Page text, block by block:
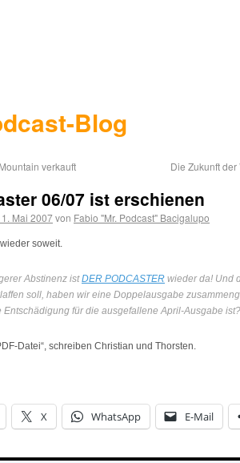
Blog
verkauft Die Zukunft
06/07 ist erschienen
Mai 2007von Fabio "Mr. Podcast" Bacigalupo
soweit.
Abstinenz istDER PODCASTER wieder da! Und
soll, haben wir eine Doppelausgabe
Entschädigung für die ausgefallene April-Ausgabe ist?
Datei“, schreiben Christian und Thorsten.
X WhatsApp E-Mail